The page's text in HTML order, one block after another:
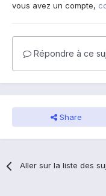
vous avez un compte,
Répondre à ce
Share
Aller sur la liste des